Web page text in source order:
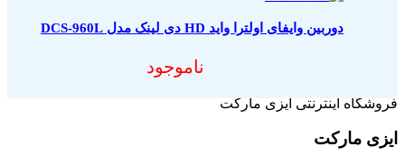
دوربین وایفای اولترا واید HD دی لینک مدل DCS-960L
ناموجود
فروشگاه اینترنتی ایزی مارکت
ایزی مارکت